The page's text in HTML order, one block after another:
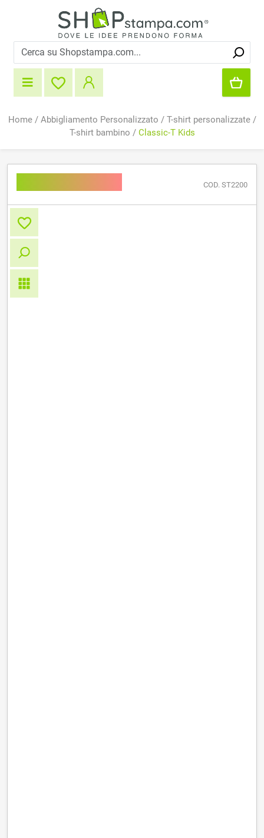
Home/ Abbigliamento Personalizzato / T-shirt personalizzate/
T-shirt bambino / Classic-T Kids
COD. ST2200